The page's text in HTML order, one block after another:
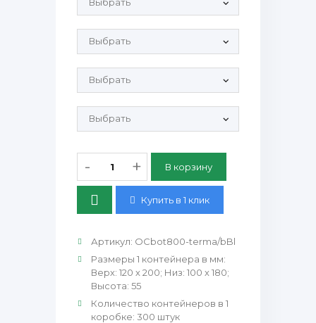
Крышка OC 800-0+SM ПЭТ:
Крышка OC 800-0+SM Крафт PP:
Крышка OC 800-20+SM ПЭТ:
- +
Купить в 1 клик
Артикул: OCbot800-terma/bBl
Размеры 1 контейнера в мм:
Верх: 120 х 200; Низ: 100 х 180;
Высота: 55
Количество контейнеров в 1
коробке: 300 штук